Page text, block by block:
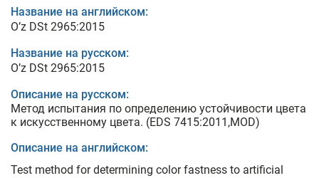
Название на английском:
O’z DSt 2965:2015
Название на русском:
O’z DSt 2965:2015
Описание на русском:
Метод испытания по определению устойчивости цвета
к искусственному цвета. (EDS 7415:2011,MOD)
Описание на английском:
Test method for determining color fastness to artificial